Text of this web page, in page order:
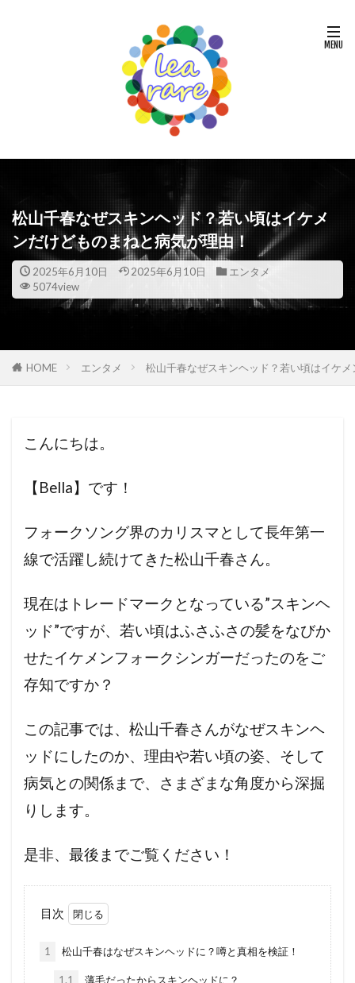
松山千春なぜスキンヘッド？若い頃はイケメ
ンだけどものまねと病気が理由！
2025年6月10日 2025年6月10日
エンタメ
5074view
HOME エンタメ 松山千春なぜスキンヘッド？若い頃はイケ
こんにちは。
【Bella】です！
フォークソング界のカリスマとして長年第一
線で活躍し続けてきた松山千春さん。
現在はトレードマークとなっている”スキンヘ
ッド”ですが、若い頃はふさふさの髪をなびか
せたイケメンフォークシンガーだったのをご
存知ですか？
この記事では、松山千春さんがなぜスキンヘ
ッドにしたのか、理由や若い頃の姿、そして
病気との関係まで、さまざまな角度から深掘
りします。
是非、最後までご覧ください！
目次
1 松山千春はなぜスキンヘッドに？噂と真相を検証！
1.1 薄毛だったからスキンヘッドに？